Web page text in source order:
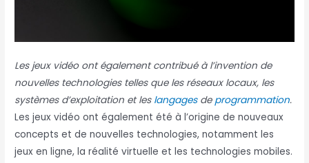
Les jeux vidéo ont également contribué à l’invention de
nouvelles technologies telles que les réseaux locaux, les
systèmes d’exploitation et les langagesde programmation.
Les jeux vidéo ont également été à l’origine de nouveaux
concepts et de nouvelles technologies, notamment les
jeux en ligne, la réalité virtuelle et les technologies mobiles.